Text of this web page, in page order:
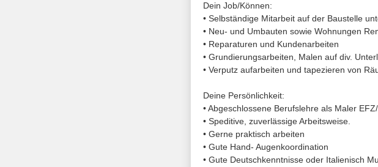
Dein Job/Können:
• Selbständige Mitarbeit auf der Baustelle
• Neu- und Umbauten sowie Wohnungen
• Reparaturen und Kundenarbeiten
• Grundierungsarbeiten, Malen auf div.
• Verputz aufarbeiten und tapezieren von
Deine Persönlichkeit:
• Abgeschlossene Berufslehre als Maler
• Speditive, zuverlässige Arbeitsweise.
• Gerne praktisch arbeiten
• Gute Hand- Augenkoordination
• Gute Deutschkenntnisse oder Italienisch